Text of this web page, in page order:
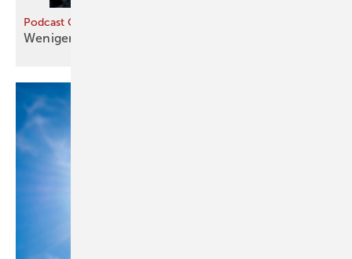
Podcast Gebäudewende
Weniger Baustandards – weniger